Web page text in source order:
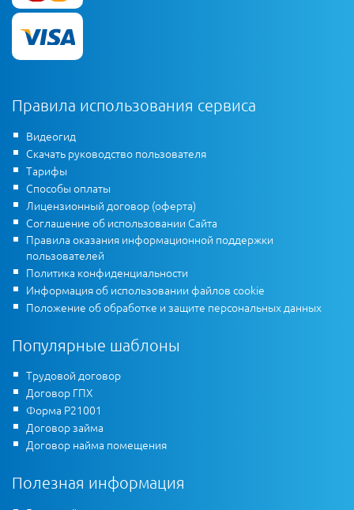
Правила использования сервиса
Видеогид
Скачать руководство пользователя
Тарифы
Способы оплаты
Лицензионный договор (оферта)
Соглашение об использовании Сайта
Правила оказания информационной поддержки
пользователей
Политика конфиденциальности
Информация об использовании файлов cookie
Положение об обработке и защите персональных данных
Популярные шаблоны
Трудовой договор
Договор ГПХ
Форма Р21001
Договор займа
Договор найма помещения
Полезная информация